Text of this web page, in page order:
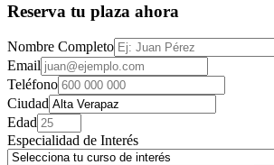
Reserva tu plaza ahora
Nombre Completo
Email
Teléfono
Ciudad
Edad
Especialidad de Interés